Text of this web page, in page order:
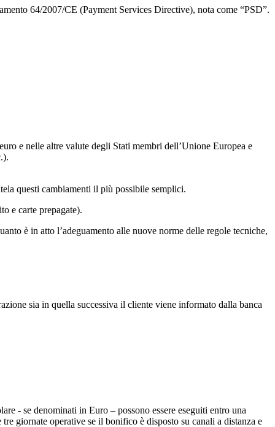
64/2007/CE (Payment Services Directive), nota come “PSD”.
e nelle altre valute degli Stati membri dell’Unione Europea e
questi cambiamenti il più possibile semplici.
e carte prepagate).
è in atto l’adeguamento alle nuove norme delle regole tecniche,
sia in quella successiva il cliente viene informato dalla banca
- se denominati in Euro – possono essere eseguiti entro una
giornate operative se il bonifico è disposto su canali a distanza e